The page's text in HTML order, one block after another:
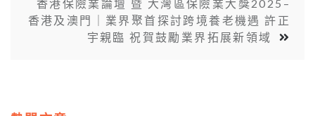
香港保險業論壇 暨 大灣區保險業大獎2025–
香港及澳門｜業界聚首探討跨境養老機遇 許正
宇親臨 祝賀鼓勵業界拓展新領域